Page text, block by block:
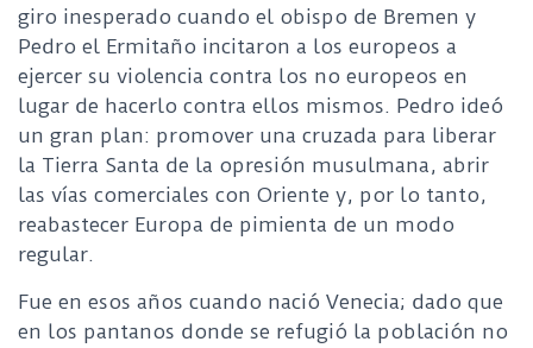
giro inesperado cuando el obispo de Bremen y
Pedro el Ermitaño incitaron a los europeos a
ejercer su violencia contra los no europeos en
lugar de hacerlo contra ellos mismos. Pedro ideó
un gran plan: promover una cruzada para liberar
la Tierra Santa de la opresión musulmana, abrir
las vías comerciales con Oriente y, por lo tanto,
reabastecer Europa de pimienta de un modo
regular.
Fue en esos años cuando nació Venecia; dado que
en los pantanos donde se refugió la población no